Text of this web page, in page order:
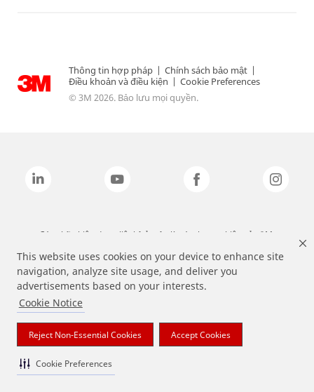
This website uses cookies on your device to enhance site
navigation, analyze site usage, and deliver you
advertisements based on your interests.
Cookie Notice
Reject Non-Essential Cookies Accept Cookies
Cookie Preferences
Thông tin hợp pháp | Chính sách bảo mật |
Điều khoản và điều kiện | Cookie Preferences
© 3M 2026. Bảo lưu mọi quyền.
Các nhãn hiệu được liệt kê ở trên là các thương hiệu của 3M.